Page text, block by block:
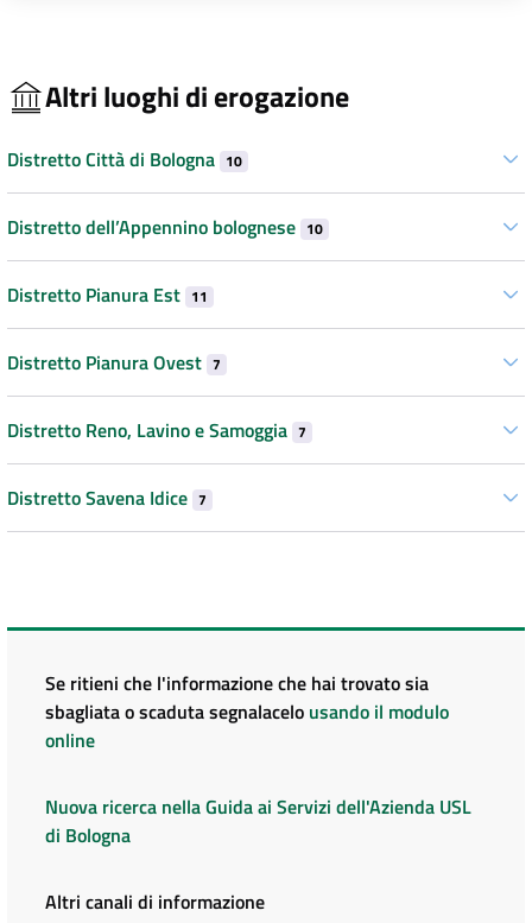
Altri luoghi di erogazione
Distretto Città di Bologna 10
Distretto dell’Appennino bolognese 10
Distretto Pianura Est 11
Distretto Pianura Ovest 7
Distretto Reno, Lavino e Samoggia 7
Distretto Savena Idice 7
Se ritieni che l'informazione che hai trovato sia
sbagliata o scaduta segnalacelo usando il modulo
online
Nuova ricerca nella Guida ai Servizi dell'Azienda USL
di Bologna
Altri canali di informazione